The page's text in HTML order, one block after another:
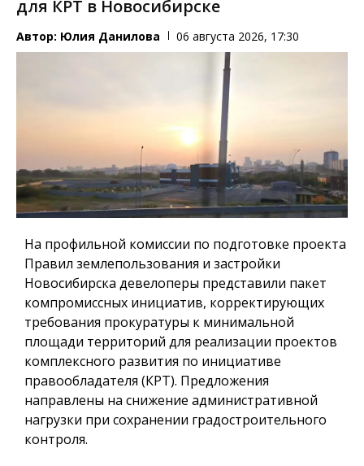
для КРТ в Новосибирске
Автор: Юлия Данилова 06 августа 2026, 17:30
На профильной комиссии по подготовке проекта
Правил землепользования и застройки
Новосибирска девелоперы представили пакет
компромиссных инициатив, корректирующих
требования прокуратуры к минимальной
площади территорий для реализации проектов
комплексного развития по инициативе
правообладателя (КРТ). Предложения
направлены на снижение административной
нагрузки при сохранении градостроительного
контроля.